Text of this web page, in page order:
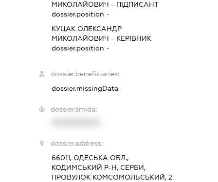
МИКОЛАЙОВИЧ - ПІДПИСАНТ
dossier.position -
КУЦАК ОЛЕКСАНДР
МИКОЛАЙОВИЧ - КЕРІВНИК
dossier.position -
dossier.beneficiaries:
dossier.missingData
dossier.smida:
dossier.address:
66011, ОДЕСЬКА ОБЛ.,
КОДИМСЬКИЙ Р-Н, СЕРБИ,
ПРОВУЛОК КОМСОМОЛЬСЬКИЙ, 2